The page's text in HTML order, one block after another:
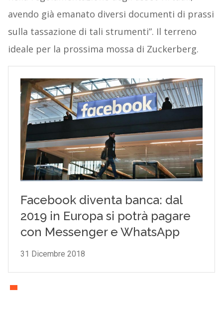
avendo già emanato diversi documenti di prassi
sulla tassazione di tali strumenti”. Il terreno
ideale per la prossima mossa di Zuckerberg.